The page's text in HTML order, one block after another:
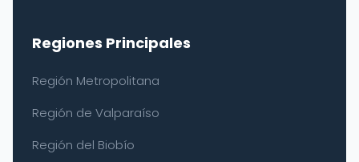
Regiones Principales
Región Metropolitana
Región de Valparaíso
Región del Biobío